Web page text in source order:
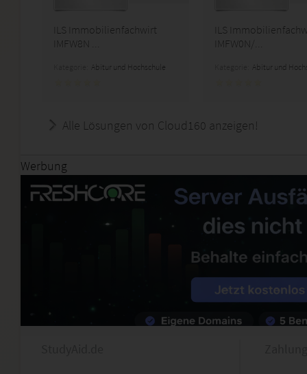
ILS Immobilienfachwirt
IMFW8N ...
Abitur und Hochschule
ILS
IMFW0N/...
Abitur und
Alle Lösungen von Cloud160 anzeigen!
Werbung